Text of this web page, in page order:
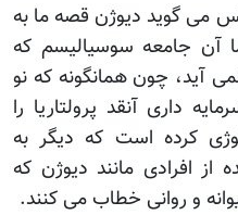
می گوید دیوژن قصه ما به
آن جامعه سوسیالیسم که
آید، چون همانگونه که نو
داری آنقد پرولتاریا را
کرده است که دیگر به
از افرادی مانند دیوژن که
و روانی خطاب می کنند.